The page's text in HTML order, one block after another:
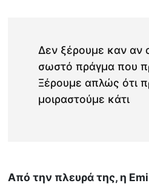
Δεν ξέρουμε καν αν
σωστό πράγμα που
Ξέρουμε απλώς ότι
μοιραστούμε κάτι
Από την πλευρά της, η